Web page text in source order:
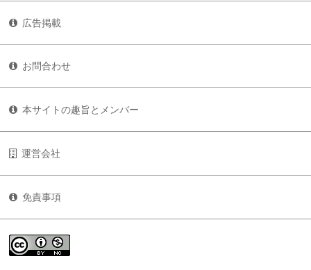
広告掲載
お問合わせ
本サイトの趣旨とメンバー
運営会社
免責事項